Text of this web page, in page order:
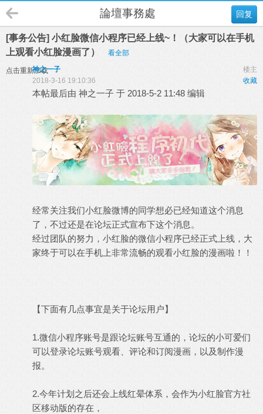
回复
論壇事務處
[事务公告] 小红脸微信小程序已经上线~！（大家可以在手机
上观看小红脸漫画了）
看全部
点击重新加载 楼主
神之一子
收藏
2018-3-16 19:10:36
本帖最后由 神之一子 于 2018-5-2 11:48 编辑
经常关注我们小红脸微博的同学想必已经知道这个消息
了，不过还是在论坛正式宣布下这个消息。
经过团队的努力，小红脸的微信小程序已经正式上线，大
家终于可以在手机上非常流畅的观看小红脸的漫画啦！！
【下面有几点事宜是关于论坛用户】
1.微信小程序账号是跟论坛账号互通的，论坛的小可爱们
可以登录论坛账号观看、评论和订阅漫画，以及制作漫
报。
2.今年计划之后还会上线红晕体系，会作为小红脸官方社
区移动版的存在，